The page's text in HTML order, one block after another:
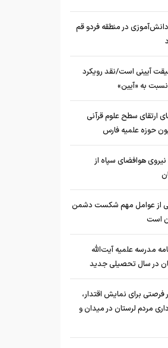
در منطقه فردو قم
آیینی است/نقد رویکرد
نسبت به «آیین»
ارتقای سطح علوم قرآنی
حوزه علمیه فارس
نیروی هوافضای سپاه از
از عوامل مهم شکست دشمن
است
مدرسه علمیه آیت‌الله
در سال تحصیلی جدید
فرصتی برای نمایش اقتدار،
مردم لرستان در میدان و